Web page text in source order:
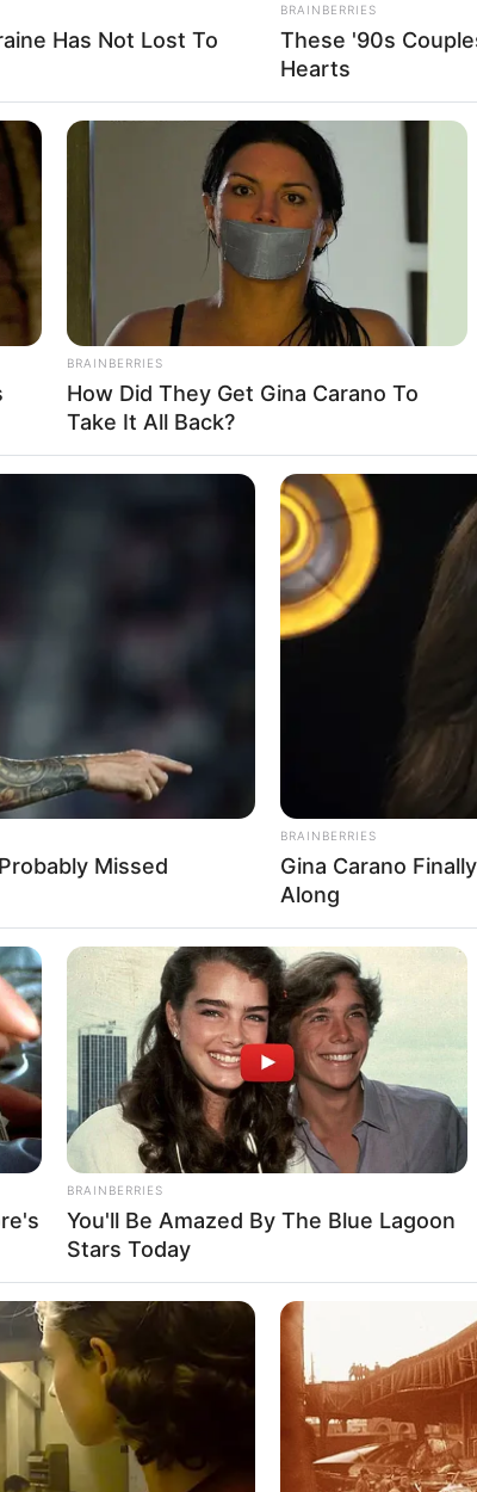
qualquer lugar após a praia, como um
é mesmo?
ou para vender e ganhar muito
de short de crochê para praiapara você
receitas e gráficos
passo a passo,
ser mais interessante assistir a
o passo a passo e os pontos
a passos incríveis deshort de crochê para
Has Not Lost To
BRAINBERRIES
These '90s
Hearts
BRAINBERRIES
How Did They Get Gina Carano To
Take It All Back?
Missed
BRAINBERRIES
Gina Carano
Along
BRAINBERRIES
You'll Be Amazed By The Blue Lagoon
Stars Today
Island!
HABERION
Born Without
Inspires Millions
Look At Your Nails: An Important Sign
Regretted It!
BUZZ DAY
What Engineers
BUZZ DAY
Troy Aikman's And His Lover Whom
You'll Easily Recognize